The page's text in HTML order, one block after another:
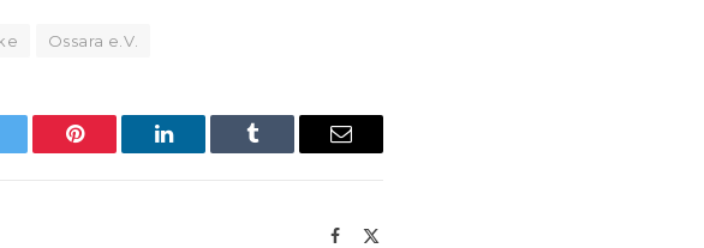
Ossara e.V.
Pinterest LinkedIn Tumblr Email
Facebook